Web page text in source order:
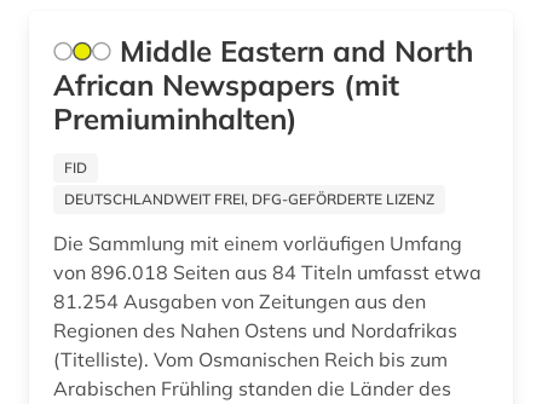
fachliteratur (1)
fachportal (2)
fid allgemeine und vergleichende
fid finnisch-ugrische/uralische sprachen (2)
fid nahost-, nordafrika- und islamstudien (1)
fid romanistik (1)
Tuerkei (1)
Ungarn (2)
Middle Eastern and North
African Newspapers (mit
Premiuminhalten)
FID
DEUTSCHLANDWEIT FREI, DFG-GEFÖRDERTE LIZENZ
Die Sammlung mit einem vorläufigen Umfang
von 896.018 Seiten aus 84 Titeln umfasst etwa
81.254 Ausgaben von Zeitungen aus den
Regionen des Nahen Ostens und Nordafrikas
(Titelliste). Vom Osmanischen Reich bis zum
Arabischen Frühling standen die Länder des